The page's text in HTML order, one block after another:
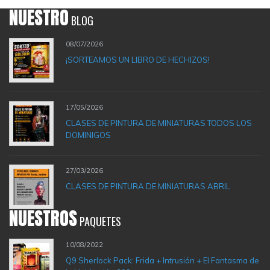
NUESTROBLOG
08/07/2026
¡SORTEAMOS UN LIBRO DE HECHIZOS!
17/05/2026
CLASES DE PINTURA DE MINIATURAS TODOS LOS
DOMINIGOS
27/03/2026
CLASES DE PINTURA DE MINIATURAS ABRIL
NUESTROSPAQUETES
10/08/2022
Q9 Sherlock Pack: Frida + Intrusión + El Fantasma de